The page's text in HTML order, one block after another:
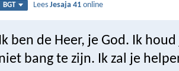
BGT LeesJesaja 41 online
Ik ben de Heer, je God. Ik
bang te zijn. Ik zal je